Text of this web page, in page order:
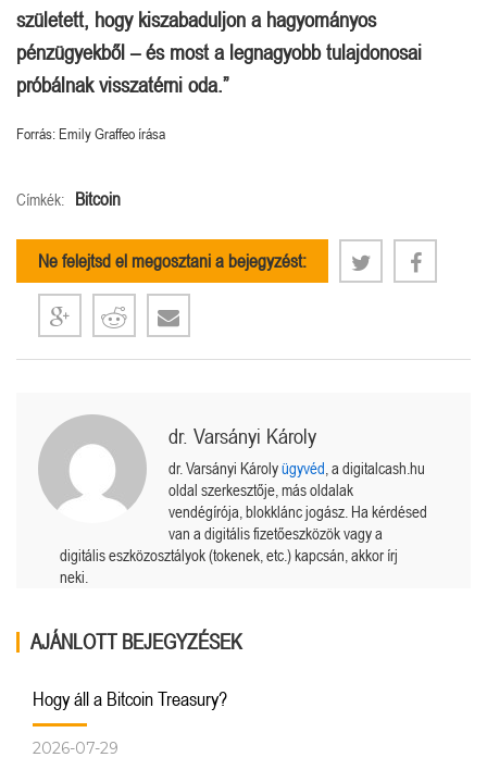
született, hogy kiszabaduljon a hagyományos
pénzügyekből – és most a legnagyobb tulajdonosai
próbálnak visszatérni oda.”
Forrás: Emily Graffeo írása
Címkék: Bitcoin
Ne felejtsd el megosztani a bejegyzést:
dr. Varsányi Károly
dr. Varsányi Károlyügyvéd , a digitalcash.hu
oldal szerkesztője, más oldalak
vendégírója, blokklánc jogász. Ha kérdésed
van a digitális fizetőeszközök vagy a
digitális eszközosztályok (tokenek, etc.) kapcsán, akkor írj
neki.
AJÁNLOTT BEJEGYZÉSEK
Hogy áll a Bitcoin Treasury?
2026-07-29